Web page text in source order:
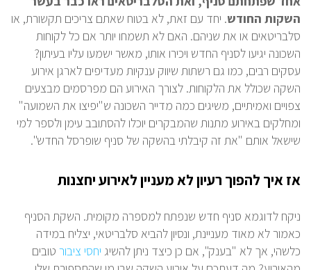
השקות החודש. יחד עם זאת, לא בטוח שאתם צריכים תקשורת, או
סלבריטאים או את שניהם. האם לא תשמחו יותר אם כל לקוחות
השכונה יגיעו לסניף החדש ויכירו אותו, מאשר ישמעו עליו בעיתון?
עסקים רבים, כמו גם רשתות שיווק ענקיות מעדיפים לארגן אירוע
השקה שכולל את הלקוחות. לצורך האירוע הם מפרסמים מבצעים
צפויים ואמיתיים, משיגים כמה מדייר השכונה ש"יפיצו את השמועה"
ומחלקים באירוע מתנות שהמבקרים יוכלו להסתובב עימן ולספר למי
שישאל אותם "את זה קיבלתי בהשקה של סניף שופרסל החדש".
אז איך להפוך רעיון לא מעניין לאירוע יחצנות
ניקח לדוגמא סניף חדש שנפתח למספרה מקומית. השקת הסניף
כאמור לא מאוד מעניינת, ונסיון להביא סלבריטאי, יצליח במידה
כלשהי, אך לא "בענק", אם כן כיצד ניתן להשיג יחסי ציבור טובים